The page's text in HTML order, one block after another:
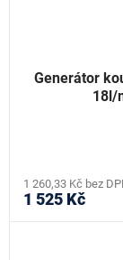
Generátor
18l/
1 260,33 Kč bez
1 525 Kč